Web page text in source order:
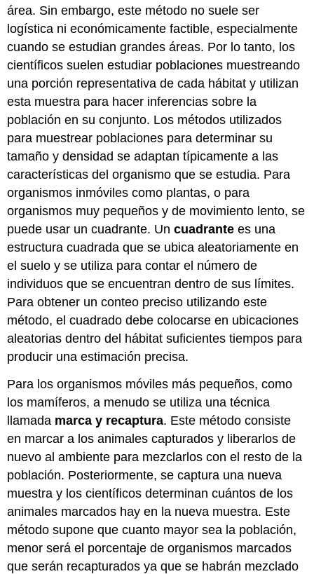
área. Sin embargo, este método no suele ser
logística ni económicamente factible, especialmente
cuando se estudian grandes áreas. Por lo tanto, los
científicos suelen estudiar poblaciones muestreando
una porción representativa de cada hábitat y utilizan
esta muestra para hacer inferencias sobre la
población en su conjunto. Los métodos utilizados
para muestrear poblaciones para determinar su
tamaño y densidad se adaptan típicamente a las
características del organismo que se estudia. Para
organismos inmóviles como plantas, o para
organismos muy pequeños y de movimiento lento, se
puede usar un cuadrante. Uncuadrante es una
estructura cuadrada que se ubica aleatoriamente en
el suelo y se utiliza para contar el número de
individuos que se encuentran dentro de sus límites.
Para obtener un conteo preciso utilizando este
método, el cuadrado debe colocarse en ubicaciones
aleatorias dentro del hábitat suficientes tiempos para
producir una estimación precisa.
Para los organismos móviles más pequeños, como
los mamíferos, a menudo se utiliza una técnica
llamada marca y recaptura. Este método consiste
en marcar a los animales capturados y liberarlos de
nuevo al ambiente para mezclarlos con el resto de la
población. Posteriormente, se captura una nueva
muestra y los científicos determinan cuántos de los
animales marcados hay en la nueva muestra. Este
método supone que cuanto mayor sea la población,
menor será el porcentaje de organismos marcados
que serán recapturados ya que se habrán mezclado